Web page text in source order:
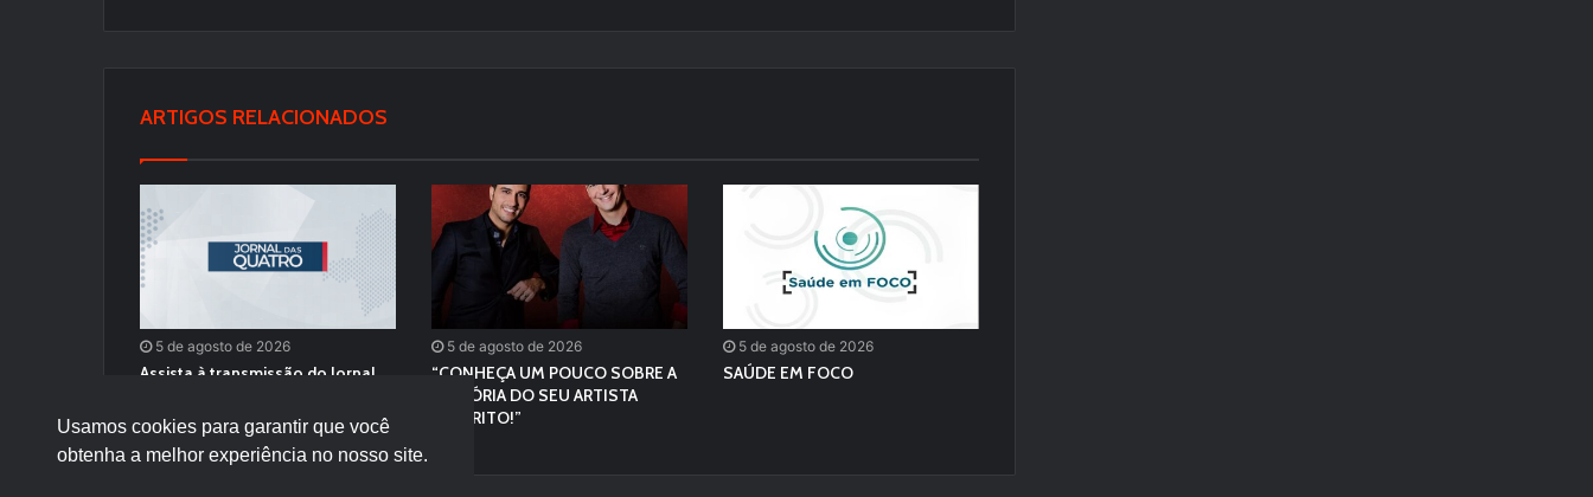
Usamos cookies para garantir que você
obtenha a melhor experiência no nosso site.
ARTIGOS RELACIONADOS
5 de agosto de 2026
Assista à transmissão do Jornal
(04/08/2026)
5 de agosto de 2026
“CONHEÇA UM POUCO SOBRE A
HISTÓRIA DO SEU ARTISTA
FAVORITO!”
5 de agosto de 2026
SAÚDE EM FOCO